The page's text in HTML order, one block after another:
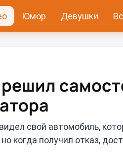
Юмор Девушки
свой автомобиль,
когда получил отказ,